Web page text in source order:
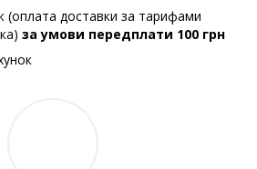
(оплата доставки за тарифами
за умови передплати 100 грн